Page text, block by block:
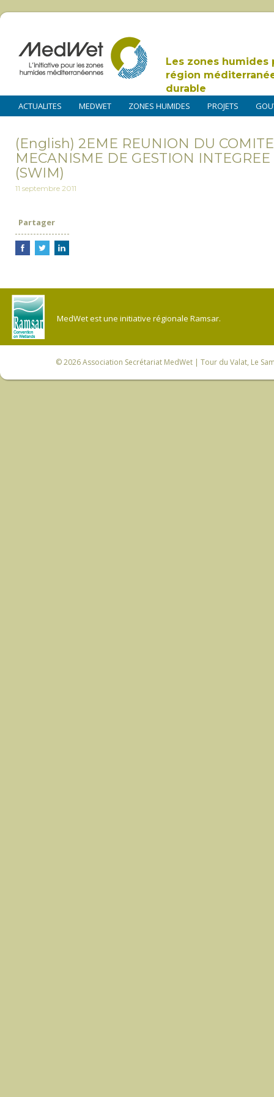
Les zones humides
région
durable
ACTUALITES MEDWET ZONES HUMIDES PROJETS
(English) 2EME REUNION DU
MECANISME DE GESTION
(SWIM)
11 septembre 2011
Partager
MedWet est une initiative régionale Ramsar.
© 2026Association Secrétariat MedWet | Tour du Valat, Le